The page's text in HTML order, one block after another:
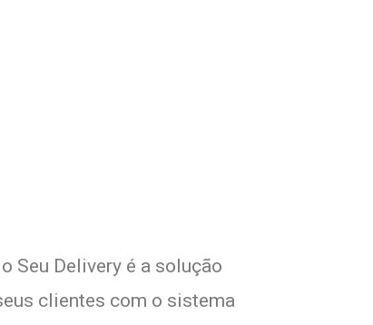
Seu Delivery é a solução
clientes com o sistema